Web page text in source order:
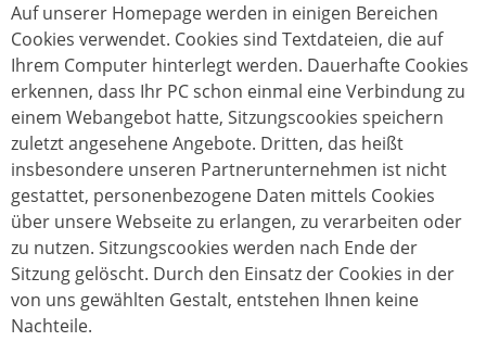
Auf unserer Homepage werden in einigen Bereichen
Cookies verwendet. Cookies sind Textdateien, die auf
Ihrem Computer hinterlegt werden. Dauerhafte Cookies
erkennen, dass Ihr PC schon einmal eine Verbindung zu
einem Webangebot hatte, Sitzungscookies speichern
zuletzt angesehene Angebote. Dritten, das heißt
insbesondere unseren Partnerunternehmen ist nicht
gestattet, personenbezogene Daten mittels Cookies
über unsere Webseite zu erlangen, zu verarbeiten oder
zu nutzen. Sitzungscookies werden nach Ende der
Sitzung gelöscht. Durch den Einsatz der Cookies in der
von uns gewählten Gestalt, entstehen Ihnen keine
Nachteile.